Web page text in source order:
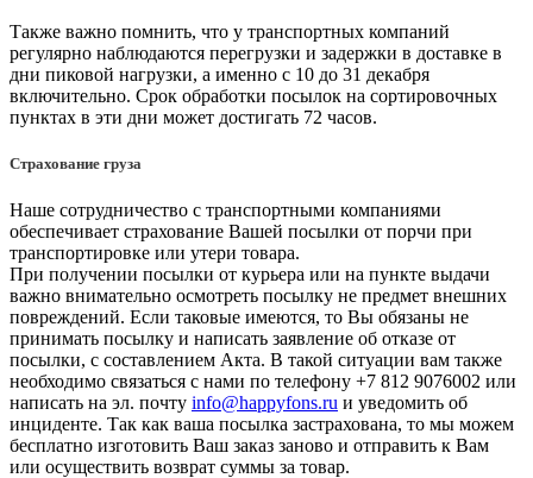
Также важно помнить, что у транспортных компаний
регулярно наблюдаются перегрузки и задержки в доставке в
дни пиковой нагрузки, а именно с 10 до 31 декабря
включительно. Срок обработки посылок на сортировочных
пунктах в эти дни может достигать 72 часов.
Страхование груза
Наше сотрудничество с транспортными компаниями
обеспечивает страхование Вашей посылки от порчи при
транспортировке или утери товара.
При получении посылки от курьера или на пункте выдачи
важно внимательно осмотреть посылку не предмет внешних
повреждений. Если таковые имеются, то Вы обязаны не
принимать посылку и написать заявление об отказе от
посылки, с составлением Акта. В такой ситуации вам также
необходимо связаться с нами по телефону +7 812 9076002 или
написать на эл. почту info@happyfons.ru и уведомить об
инциденте. Так как ваша посылка застрахована, то мы можем
бесплатно изготовить Ваш заказ заново и отправить к Вам
или осуществить возврат суммы за товар.